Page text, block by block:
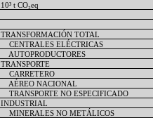
10³ t CO₂eq
TRANSFORMACIÓN TOTAL
    CENTRALES ELÉCTRICAS
    AUTOPRODUCTORES
TRANSPORTE
    CARRETERO
    AÉREO NACIONAL
    TRANSPORTE NO ESPECIFICADO
INDUSTRIAL
    MINERALES NO METÁLICOS
10³ t CO₂eq
TRANSFORMACIÓN TOTAL
    CENTRALES ELÉCTRICAS
    AUTOPRODUCTORES
TRANSPORTE
    CARRETERO
    AÉREO NACIONAL
    TRANSPORTE NO ESPECIFICADO
INDUSTRIAL
    MINERALES NO METÁLICOS
10³ t CO₂eq
TRANSFORMACIÓN TOTAL
    CENTRALES ELÉCTRICAS
    AUTOPRODUCTORES
TRANSPORTE
    CARRETERO
    AÉREO NACIONAL
    TRANSPORTE NO ESPECIFICADO
INDUSTRIAL
    MINERALES NO METÁLICOS
10³ t CO₂eq
TRANSFORMACIÓN TOTAL
    CENTRALES ELÉCTRICAS
    AUTOPRODUCTORES
TRANSPORTE
    CARRETERO
    AÉREO NACIONAL
    TRANSPORTE NO ESPECIFICADO
INDUSTRIAL
    MINERALES NO METÁLICOS